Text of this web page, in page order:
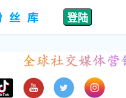
登陆